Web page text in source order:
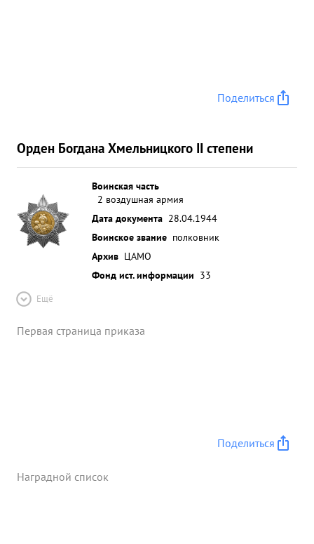
Поделиться
Орден Богдана Хмельницкого II степени
Воинская часть
2 воздушная армия
Дата документа 28.04.1944
Воинское звание полковник
Архив ЦАМО
Фонд ист. информации 33
Ещё
Первая страница приказа
Поделиться
Наградной список